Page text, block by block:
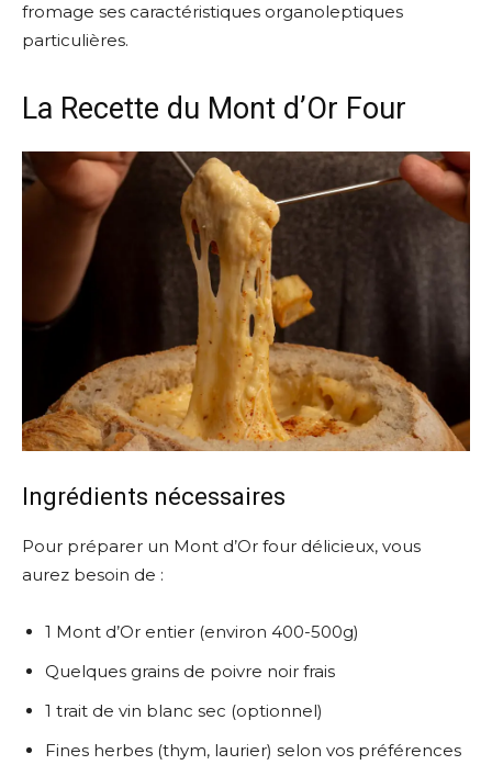
fromage ses caractéristiques organoleptiques
particulières.
La Recette du Mont d’Or Four
Ingrédients nécessaires
Pour préparer un Mont d’Or four délicieux, vous
aurez besoin de :
1 Mont d’Or entier (environ 400-500g)
Quelques grains de poivre noir frais
1 trait de vin blanc sec (optionnel)
Fines herbes (thym, laurier) selon vos préférences